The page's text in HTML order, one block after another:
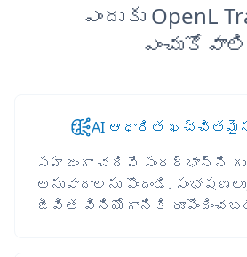
ఎందుకు OpenL
AI ఆధారిత ఖచ్చితమైన
సహజంగా చదివే సందర్భాన్ని
అనువాదాలను పొందండి.
జీవిత వినియోగానికి